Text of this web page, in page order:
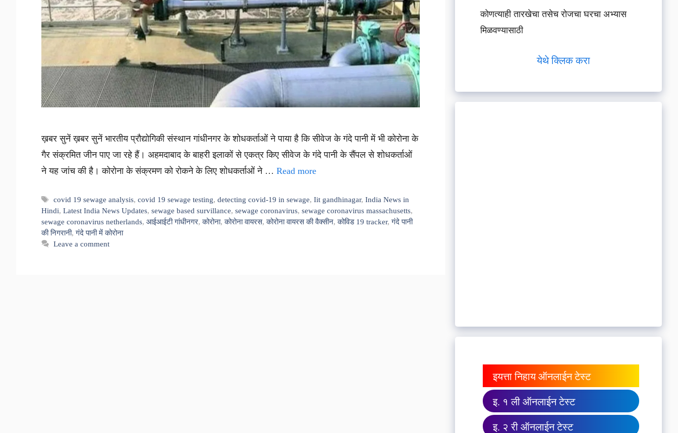
ख़बर सुनें ख़बर सुनें भारतीय प्रौद्योगिकी संस्थान गांधीनगर के शोधकर्ताओं ने पाया है कि सीवेज के गंदे पानी में भी कोरोना के
गैर संक्रमित जीन पाए जा रहे हैं। अहमदाबाद के बाहरी इलाकों से एकत्र किए सीवेज के गंदे पानी के सैंपल से शोधकर्ताओं
ने यह जांच की है। कोरोना के संक्रमण को रोकने के लिए शोधकर्ताओं ने … Read more
Tags
covid 19 sewage analysis,covid 19 sewage testing,detecting covid-19 in sewage,Iit gandhinagar,India News in
Hindi, Latest India News Updates, sewage based survillance, sewage coronavirus, sewage coronavirus massachusetts,
sewage coronavirus netherlands, आईआईटी गांधीनगर,कोरोना,कोरोना वायरस,कोरोना वायरस की वैक्सीन,कोविड 19 tracker,गंदे पानी
की निगरानी,गंदे पानी में कोरोना
Leave a comment
कोणत्याही तारखेचा तसेच रोजचा घरचा अभ्यास
मिळवण्यासाठी
येथे क्लिक करा
इयत्ता निहाय ऑनलाईन टेस्ट
इ. १ ली ऑनलाईन टेस्ट
इ. २ री ऑनलाईन टेस्ट